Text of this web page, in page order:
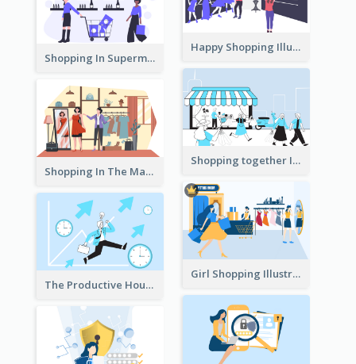
Happy Shopping Illustration
Shopping In Supermarket Illustration
Shopping together Illustration
Shopping In The Mall Illustration
Girl Shopping Illustration
The Productive Hours